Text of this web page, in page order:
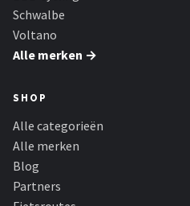
Schwalbe
Voltano
Alle merken →
SHOP
Alle categorieën
Alle merken
Blog
Partners